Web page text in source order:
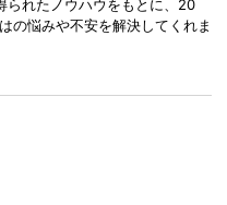
られたノウハウをもとに、20
の悩みや不安を解決してくれま